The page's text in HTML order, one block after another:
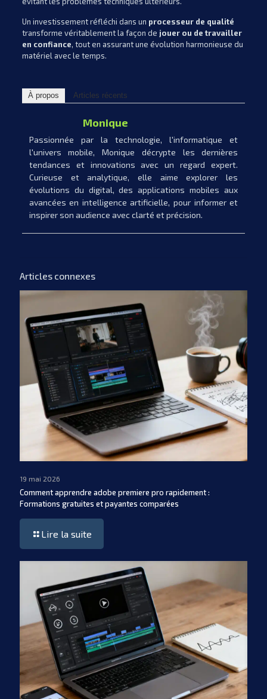
Un investissement réfléchi dans un processeur de qualité
transforme véritablement la façon de jouer ou de travailler
en confiance, tout en assurant une évolution harmonieuse du
matériel avec le temps.
À propos Articles récents
Monique
Passionnée par la technologie, l'informatique et
l'univers mobile, Monique décrypte les dernières
tendances et innovations avec un regard expert.
Curieuse et analytique, elle aime explorer les
évolutions du digital, des applications mobiles aux
avancées en intelligence artificielle, pour informer et
inspirer son audience avec clarté et précision.
Articles connexes
19 mai 2026
Comment apprendre adobe premiere pro rapidement :
Formations gratuites et payantes comparées
Lire la suite